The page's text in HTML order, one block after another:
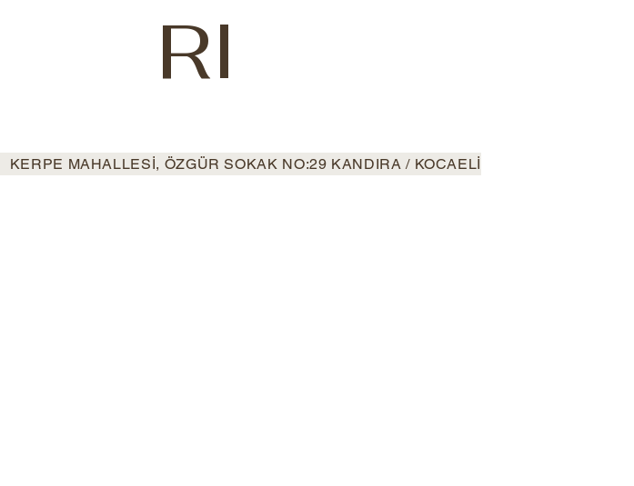
RI
KERPE MAHALLESİ, ÖZGÜR SOKAK NO:29 KANDIRA / KOCAELİ